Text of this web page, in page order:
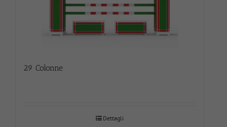
29 Colonne
Dettagli